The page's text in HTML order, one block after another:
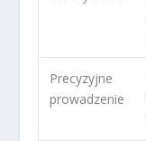
Precyzyjne
prowadzenie